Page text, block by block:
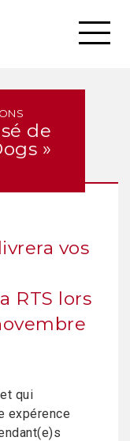
de
»
vos
RTS lors
qui
expérence